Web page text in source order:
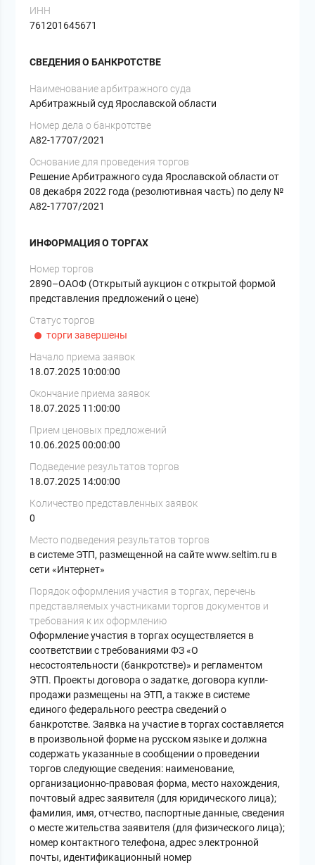
ИНН
761201645671
СВЕДЕНИЯ О БАНКРОТСТВЕ
Наименование арбитражного суда
Арбитражный суд Ярославской области
Номер дела о банкротстве
А82-17707/2021
Основание для проведения торгов
Решение Арбитражного суда Ярославской области от
08 декабря 2022 года (резолютивная часть) по делу №
А82-17707/2021
ИНФОРМАЦИЯ О ТОРГАХ
Номер торгов
2890–ОАОФ (Открытый аукцион с открытой формой
представления предложений о цене)
Статус торгов
торги завершены
Начало приема заявок
18.07.2025 10:00:00
Окончание приема заявок
18.07.2025 11:00:00
Прием ценовых предложений
10.06.2025 00:00:00
Подведение результатов торгов
18.07.2025 14:00:00
Количество представленных заявок
0
Место подведения результатов торгов
в системе ЭТП, размещенной на сайте www.seltim.ru в
сети «Интернет»
Порядок оформления участия в торгах, перечень
представляемых участниками торгов документов и
требования к их оформлению
Оформление участия в торгах осуществляется в
соответствии с требованиями ФЗ «О
несостоятельности (банкротстве)» и регламентом
ЭТП. Проекты договора о задатке, договора купли-
продажи размещены на ЭТП, а также в системе
единого федерального реестра сведений о
банкротстве. Заявка на участие в торгах составляется
в произвольной форме на русском языке и должна
содержать указанные в сообщении о проведении
торгов следующие сведения: наименование,
организационно-правовая форма, место нахождения,
почтовый адрес заявителя (для юридического лица);
фамилия, имя, отчество, паспортные данные, сведения
о месте жительства заявителя (для физического лица);
номер контактного телефона, адрес электронной
почты, идентификационный номер